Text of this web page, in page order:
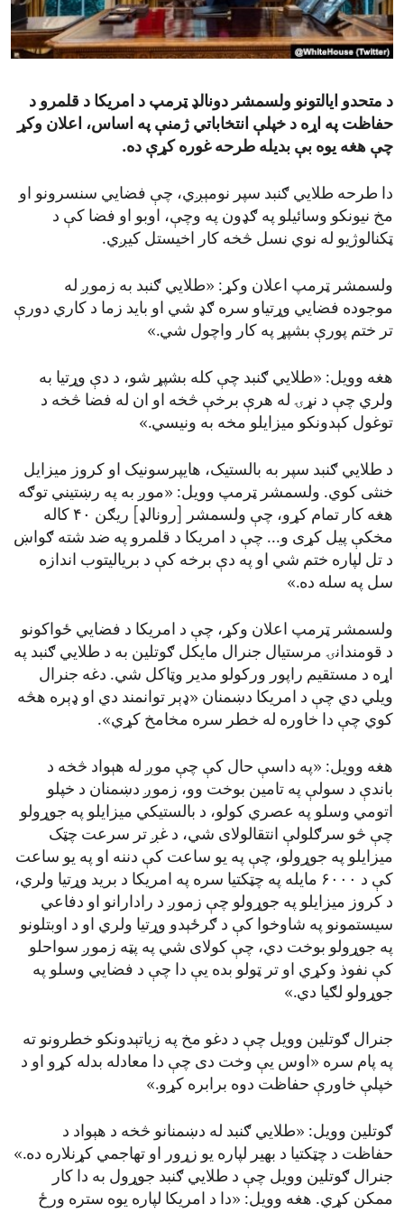
ENVIRONMENT AND HEALTH
IDEALS AND INSTITUTIONS
د متحدو ایالتونو ولسمشر دونالډ ټرمپ د امریکا د قلمرو د
حفاظت په اړه د خپلې انتخاباتي ژمنې په اساس، اعلان وکړ
چې هغه یوه بې بدیله طرحه غوره کړې ده.
دا طرحه طلايي ګنبد سپر نومېږي، چې فضايي سنسرونو او
مخ نیونکو وسائیلو په ګډون په وچې، اوبو او فضا کې د
ټکنالوژیو له نوي نسل څخه کار اخیستل کیږي.
ولسمشر ټرمپ اعلان وکړ: «طلايي ګنبد به زموږ له
موجوده فضايي وړتیاو سره ګډ شي او باید زما د کاري دورې
تر ختم پورې بشپړ په کار واچول شي.»
هغه وویل: «طلايي ګنبد چې کله بشپړ شو، د دې وړتیا به
ولري چې د نړۍ له هرې برخې څخه او ان له فضا څخه د
توغول کېدونکو میزایلو مخه به ونیسي.»
د طلايي ګنبد سپر به بالستیک، هایپرسونیک او کروز میزایل
خنثی کوي. ولسمشر ټرمپ وویل: «موږ به په رښتیني توګه
هغه کار تمام کړو، چې ولسمشر [رونالډ] ریګن ۴۰ کاله
مخکې پيل کړی و... چې د امریکا د قلمرو په ضد شته ګواښ
د تل لپاره ختم شي او په دې برخه کې د بریالیتوب اندازه
سل په سله ده.»
ولسمشر ټرمپ اعلان وکړ، چې د امریکا د فضايي ځواکونو
د قومندانۍ مرستیال جنرال مایکل ګوتلین به د طلايي ګنبد په
اړه د مستقیم راپور ورکولو مدیر وټاکل شي. دغه جنرال
ویلي دي چې د امریکا دښمنان «ډېر توانمند دي او ډېره هڅه
کوي چې دا خاوره له خطر سره مخامخ کړي».
هغه وویل: «په داسې حال کې چې موږ له هېواد څخه د
باندې د سولې په تامین بوخت وو، زموږ دښمنان د خپلو
اتومي وسلو په عصري کولو، د بالستیکي میزایلو په جوړولو
چې څو سرګلولې انتقالولای شي، د غږ تر سرعت چټک
میزایلو په جوړولو، چې په یو ساعت کې دننه او په یو ساعت
کې د ۶۰۰۰ مایله په چټکتیا سره په امریکا د برید وړتیا ولري،
د کروز میزایلو په جوړولو چې زموږ د رادارانو او دفاعي
سیستمونو په شاوخوا کې د ګرځېدو وړتیا ولري او د اوبتلونو
په جوړولو بوخت دي، چې کولای شي په پټه زموږ سواحلو
کې نفوذ وکړي او تر ټولو بده یې دا چې د فضايي وسلو په
جوړولو لګیا دي.»
جنرال ګوتلین وویل چې د دغو مخ په زیاتېدونکو خطرونو ته
په پام سره «اوس یې وخت دی چې دا معادله بدله کړو او د
خپلې خاورې حفاظت دوه برابره کړو.»
ګوتلین وویل: «طلايي ګنبد له دښمنانو څخه د هېواد د
حفاظت د چټکتیا د بهیر لپاره یو زړور او تهاجمي کړنلاره ده.»
جنرال ګوتلین وویل چې د طلايي ګنبد جوړول به دا کار
ممکن کړي. هغه وویل: «دا د امریکا لپاره یوه ستره ورځ